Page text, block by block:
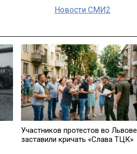
Новости СМИ2
Участников протестов во Львове
заставили кричать «Слава ТЦК»